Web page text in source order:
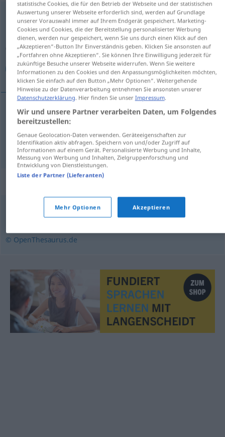
Umschreibungf
Übersicht aller Übersetzungen
(Für mehr Details die Übersetzung anklicken/antippen)
وصف, شرح
شرح [ʃarħ] Umschreibung
Synonyme für "Umschreibung"
Beschreibung,Erklärung
© OpenThesaurus.de
statistische Cookies, die für den Betrieb der Webseite und der statistischen
Auswertung unserer Webseite erforderlich sind, werden auf Grundlage
unserer Vorauswahl immer auf Ihrem Endgerät gespeichert. Marketing-
Cookies und Cookies, die der Bereitstellung personalisierter Werbung
dienen, werden nur gespeichert, wenn Sie uns durch einen Klick auf den
„Akzeptieren“-Button Ihr Einverständnis geben. Klicken Sie ansonsten auf
„Fortfahren ohne Akzeptieren“. Sie können Ihre Einwilligung jederzeit für
zukünftige Besuche unserer Webseite widerrufen. Wenn Sie weitere
Informationen zu den Cookies und den Anpassungsmöglichkeiten möchten,
klicken Sie einfach auf den Button „Mehr Optionen“. Weitergehende
Hinweise zu der Datenverarbeitung entnehmen Sie ansonsten unserer
Datenschutzerklärung . Hier finden Sie unser Impressum.
Wir und unsere Partner verarbeiten Daten, um Folgendes
bereitzustellen:
Genaue Geolocation-Daten verwenden. Geräteeigenschaften zur
Identifikation aktiv abfragen. Speichern von und/oder Zugriff auf
Informationen auf einem Gerät. Personalisierte Werbung und Inhalte,
Messung von Werbung und Inhalten, Zielgruppenforschung und
Entwicklung von Dienstleistungen.
Liste der Partner (Lieferanten)
Mehr Optionen Akzeptieren